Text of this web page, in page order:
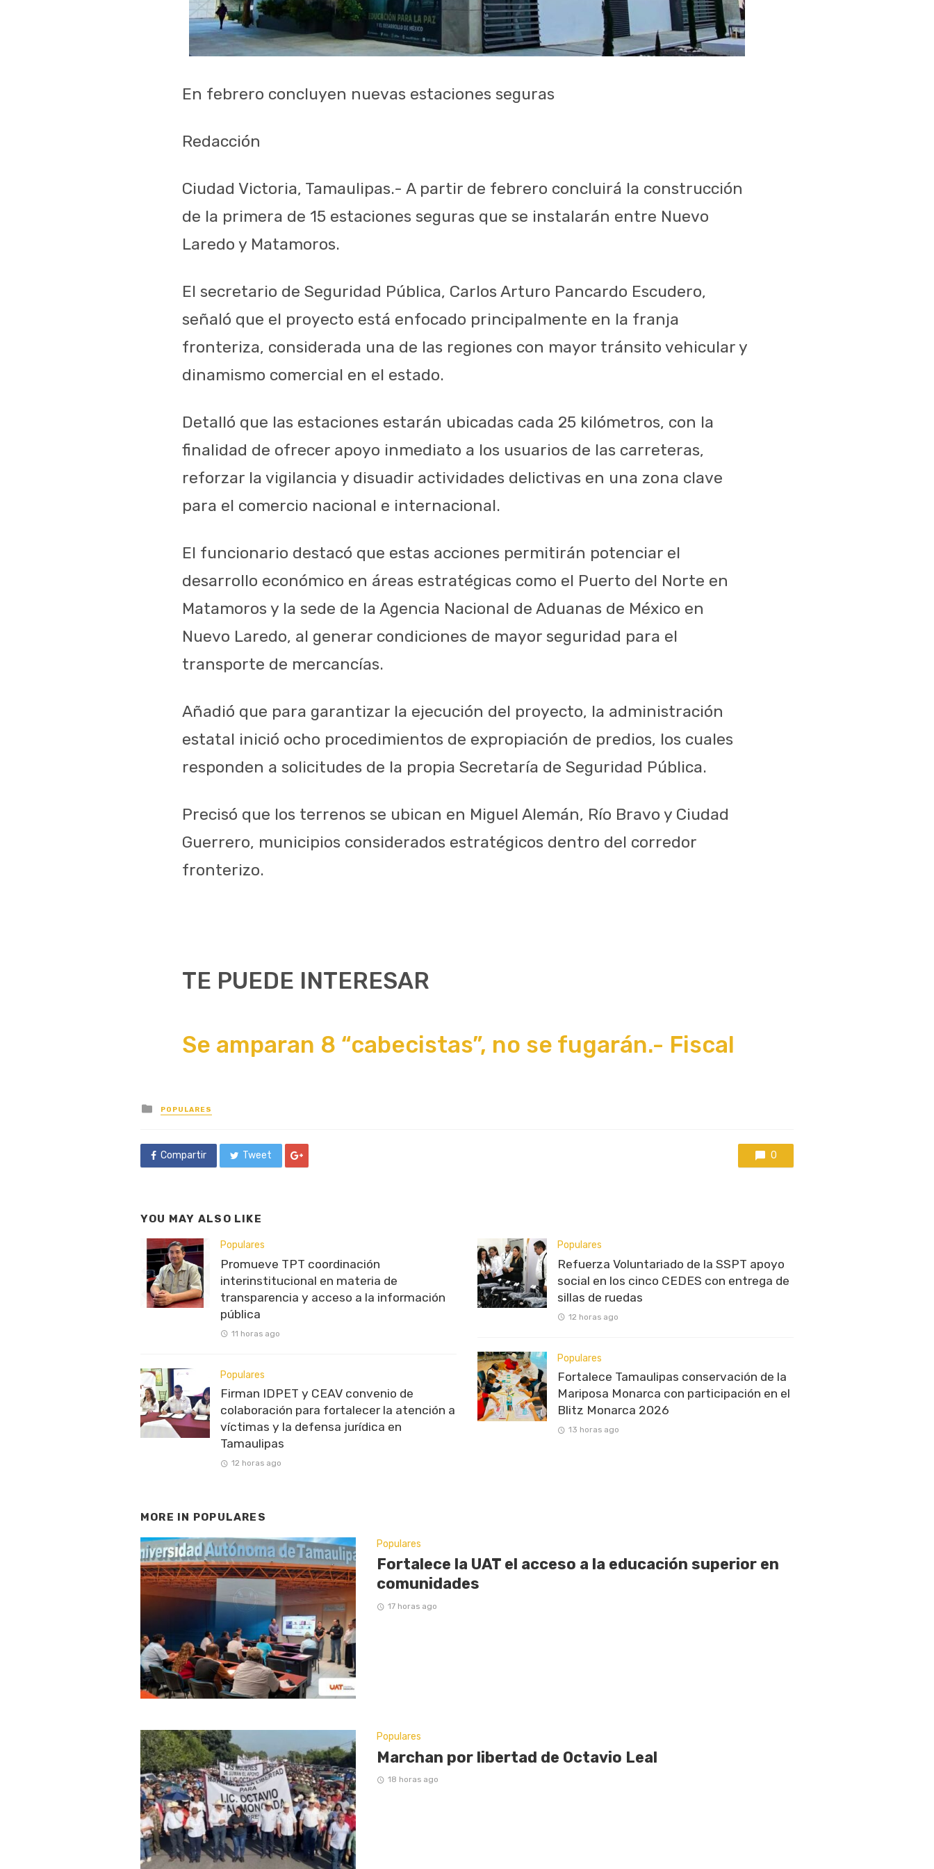
En febrero concluyen nuevas estaciones seguras
Redacción
Ciudad Victoria, Tamaulipas.- A partir de febrero concluirá la construcción
de la primera de 15 estaciones seguras que se instalarán entre Nuevo
Laredo y Matamoros.
El secretario de Seguridad Pública, Carlos Arturo Pancardo Escudero,
señaló que el proyecto está enfocado principalmente en la franja
fronteriza, considerada una de las regiones con mayor tránsito vehicular y
dinamismo comercial en el estado.
Detalló que las estaciones estarán ubicadas cada 25 kilómetros, con la
finalidad de ofrecer apoyo inmediato a los usuarios de las carreteras,
reforzar la vigilancia y disuadir actividades delictivas en una zona clave
para el comercio nacional e internacional.
El funcionario destacó que estas acciones permitirán potenciar el
desarrollo económico en áreas estratégicas como el Puerto del Norte en
Matamoros y la sede de la Agencia Nacional de Aduanas de México en
Nuevo Laredo, al generar condiciones de mayor seguridad para el
transporte de mercancías.
Añadió que para garantizar la ejecución del proyecto, la administración
estatal inició ocho procedimientos de expropiación de predios, los cuales
responden a solicitudes de la propia Secretaría de Seguridad Pública.
Precisó que los terrenos se ubican en Miguel Alemán, Río Bravo y Ciudad
Guerrero, municipios considerados estratégicos dentro del corredor
fronterizo.
TE PUEDE INTERESAR
Se amparan 8 “cabecistas”, no se fugarán.- Fiscal
Posted
in
POPULARES
Compartir Tweet 0
YOU MAY ALSO LIKE
Populares
Promueve TPT coordinación
interinstitucional en materia de
transparencia y acceso a la información
pública
11 horas ago
Populares
Firman IDPET y CEAV convenio de
colaboración para fortalecer la atención a
víctimas y la defensa jurídica en
Tamaulipas
12 horas ago
Populares
Refuerza Voluntariado de la SSPT apoyo
social en los cinco CEDES con entrega de
sillas de ruedas
12 horas ago
Populares
Fortalece Tamaulipas conservación de la
Mariposa Monarca con participación en el
Blitz Monarca 2026
13 horas ago
MORE IN POPULARES
Populares
Fortalece la UAT el acceso a la educación superior en
comunidades
17 horas ago
Populares
Marchan por libertad de Octavio Leal
18 horas ago